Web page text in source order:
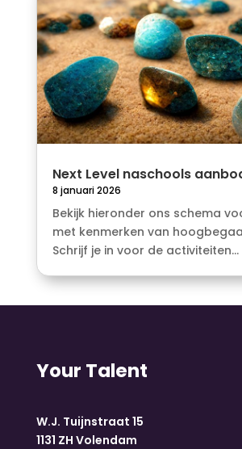
Next Level naschools
8 januari 2026
Bekijk hieronder ons schema
met kenmerken van
Schrijf je in voor de activiteiten...
Your Talent
W.J. Tuijnstraat 15
1131 ZH Volendam